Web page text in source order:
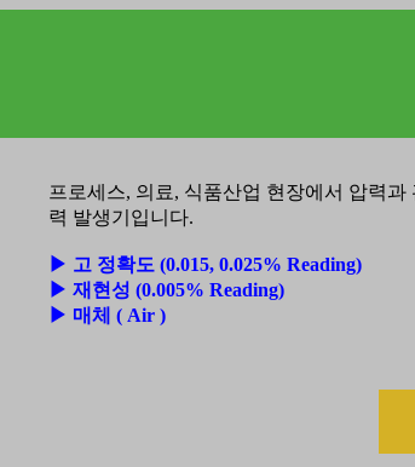
프로세스, 의료, 식품산업 현장에서 압력
력 발생기입니다.
▶ 고 정확도 (0.015, 0.025% Reading)
▶ 재현성 (0.005% Reading)
▶ 매체 ( Air )